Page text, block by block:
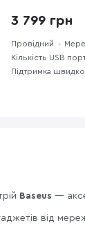
3 799 грн
Провідний
Кількість USB
Підтримка
Baseus —
від